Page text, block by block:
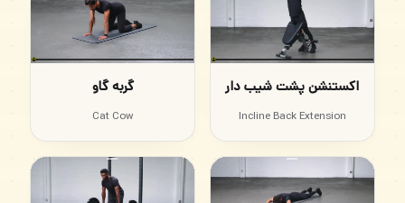
اکستنشن پشت شیب دار
Incline Back Extension
گربه گاو
Cat Cow